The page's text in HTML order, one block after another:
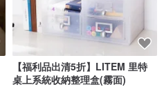
【福利品出清5折】LITEM 里特
桌上系統收納整理盒(霧面)